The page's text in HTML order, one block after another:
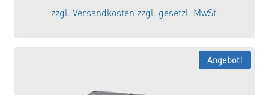
war:
58,41 €
zzgl. Versandkosten zzgl. gesetzl. MwSt.
Angebot!